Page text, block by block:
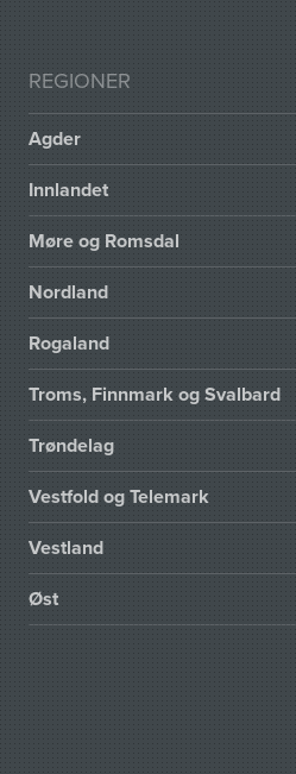
REGIONER
Agder
Innlandet
Møre og Romsdal
Nordland
Rogaland
Troms, Finnmark og Svalbard
Trøndelag
Vestfold og Telemark
Vestland
Øst